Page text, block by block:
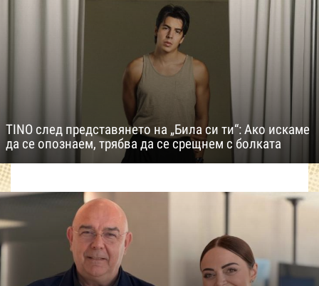
TINO след представянето на „Била си ти“: Ако искаме
да се опознаем, трябва да се срещнем с болката